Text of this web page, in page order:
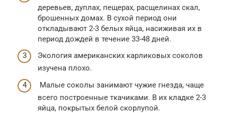
деревьев, дуплах, пещерах, расщелинах скал,
брошенных домах. В сухой период они
откладывают 2-3 белых яйца, насиживая их в
период дождей в течение 33-48 дней.
Экология американских карликовых соколов
изучена плохо.
Малые соколы занимают чужие гнезда, чаще
всего построенные ткачиками. В их кладке 2-3
яйца, покрытых белой скорлупой.